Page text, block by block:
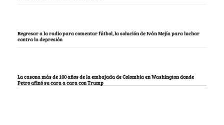
Regresar a la radio para comentar fútbol, la solución de Iván Mejía para luchar
contra la depresión
La casona más de 100 años de la embajada de Colombia en Washington donde
Petro afinó su cara a cara con Trump